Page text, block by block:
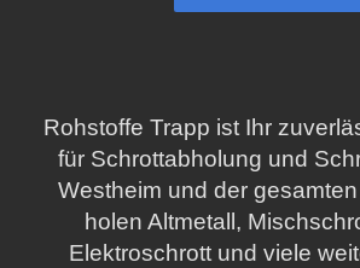
Rohstoffe Trapp ist Ihr
für Schrottabholung und
Westheim und der
holen Altmetall,
Elektroschrott und viele